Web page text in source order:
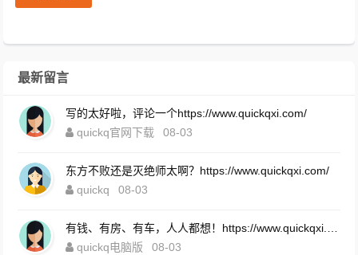
最新留言
写的太好啦，评论一个https://www.quickqxi.com/
quickq官网下载
08-03
东方不败还是灭绝师太啊？https://www.quickqxi.com/
quickq
08-03
有钱、有房、有车，人人都想！https://www.quickqxi.com/
quickq电脑版
08-03